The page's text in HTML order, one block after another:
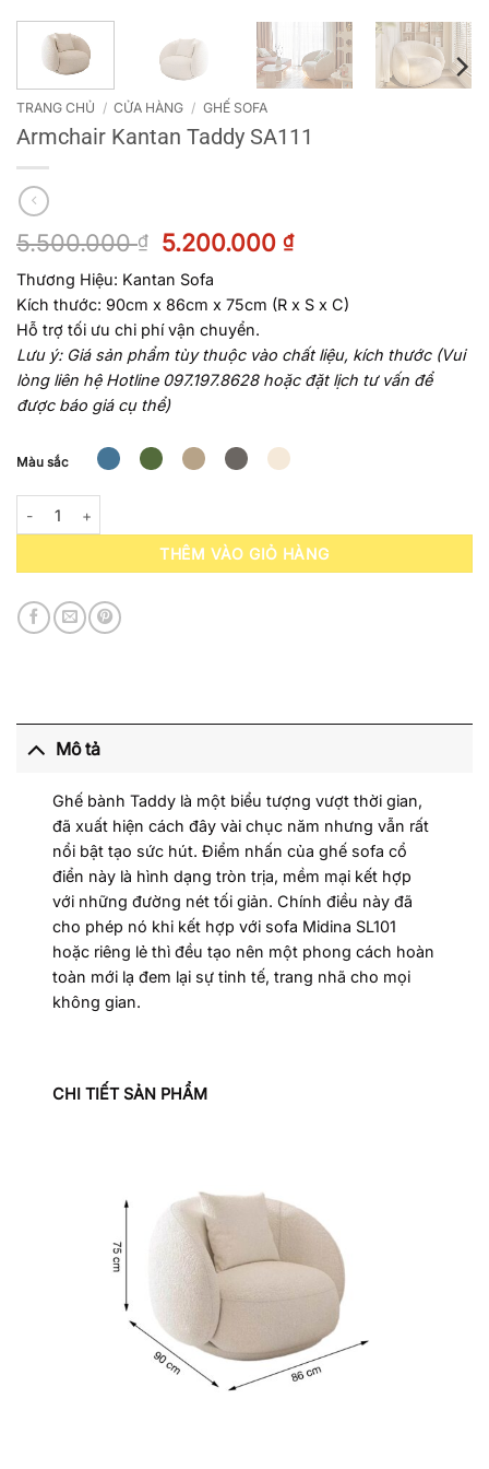
TRANG CHỦ / CỬA HÀNG / GHẾ SOFA
Armchair Kantan Taddy SA111
5.500.000₫
Giá
là:
5.500.000 ₫.
5.200.000₫Giá
là:
Thương Hiệu: Kantan Sofa
Kích thước: 90cm x 86cm x 75cm (R x S x C)
Hỗ trợ tối ưu chi phí vận chuyển.
Lưu ý: Giá sản phẩm tùy thuộc vào chất liệu, kích thước (Vui
lòng liên hệ Hotline 097.197.8628 hoặc đặt lịch tư vấn để
được báo giá cụ thể)
Màu sắc
THÊM VÀO GIỎ HÀNG
Mô tả
Ghế bành Taddy là một biểu tượng vượt thời gian,
đã xuất hiện cách đây vài chục năm nhưng vẫn rất
nổi bật tạo sức hút. Điểm nhấn của ghế sofa cổ
điển này là hình dạng tròn trịa, mềm mại kết hợp
với những đường nét tối giản. Chính điều này đã
cho phép nó khi kết hợp với sofa Midina SL101
hoặc riêng lẻ thì đều tạo nên một phong cách hoàn
toàn mới lạ đem lại sự tinh tế, trang nhã cho mọi
không gian.
CHI TIẾT SẢN PHẨM